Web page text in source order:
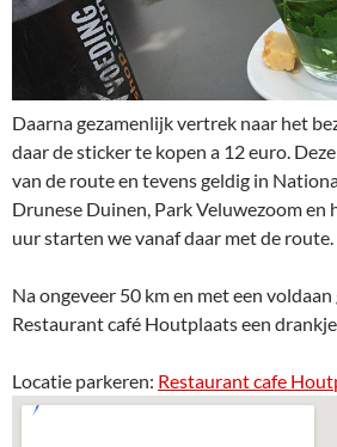
Daarna gezamenlijk vertrek naar het
daar de sticker te kopen a 12 euro.
van de route en tevens geldig in
Drunese Duinen, Park Veluwezoom en
uur starten we vanaf daar met de route.
Na ongeveer 50 km en met een
Restaurant café Houtplaats een drankje
Locatie parkeren: Restaurant cafe